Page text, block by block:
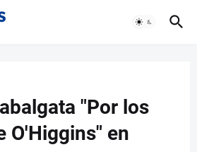
"Por los
O'Higgins" en